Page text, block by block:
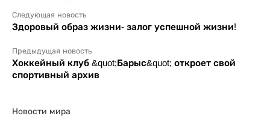
Следующая новость
Здоровый образ жизни- залог успешной жизни!
Предыдущая новость
Хоккейный клуб &quot;Барыс&quot; откроет свой
спортивный архив
Новости мира